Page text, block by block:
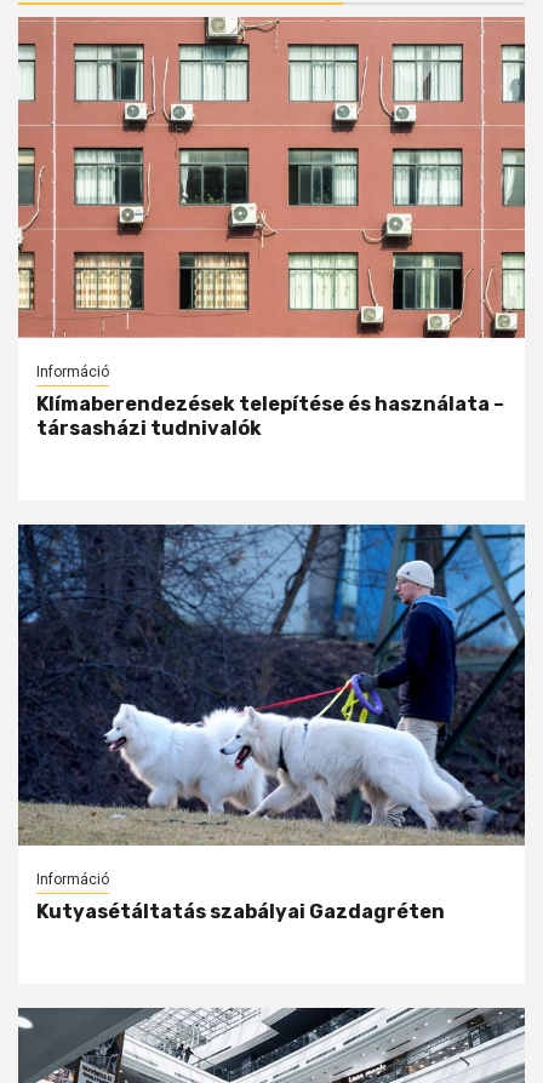
Információ
Klímaberendezések telepítése és használata –
társasházi tudnivalók
Információ
Kutyasétáltatás szabályai Gazdagréten